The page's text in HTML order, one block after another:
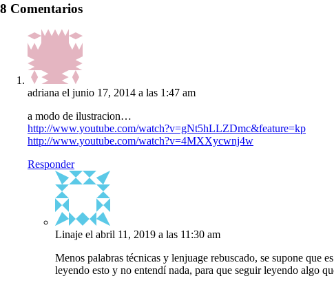
8 Comentarios
adriana el junio 17, 2014 a las 1:47 am
a modo de ilustracion…
http://www.youtube.com/watch?v=gNt5hLLZDmc&feature=kp
http://www.youtube.com/watch?v=4MXXycwnj4w
Responder
Linaje el abril 11, 2019 a las 11:30 am
Menos palabras técnicas y lenjuage rebuscado, se supone que
leyendo esto y no entendí nada, para que seguir leyendo algo